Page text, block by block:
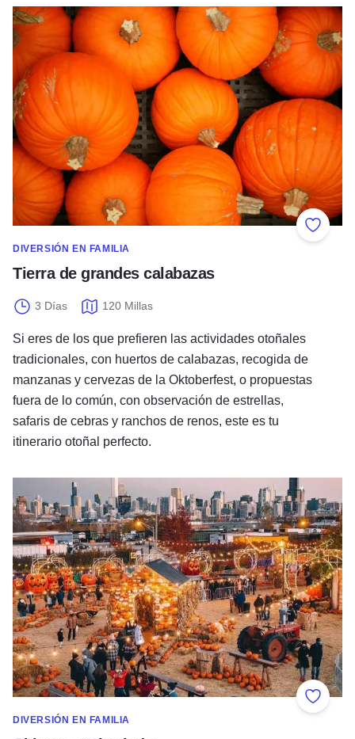
Añadir
DIVERSIÓN EN FAMILIA
Tierra de grandes calabazas
3 Días 120 Millas
Si eres de los que prefieren las actividades otoñales
tradicionales, con huertos de calabazas, recogida de
manzanas y cervezas de la Oktoberfest, o propuestas
fuera de lo común, con observación de estrellas,
safaris de cebras y ranchos de renos, este es tu
itinerario otoñal perfecto.
Tierra de grandes calabazas
Añadir
DIVERSIÓN EN FAMILIA
Chicago embrujado